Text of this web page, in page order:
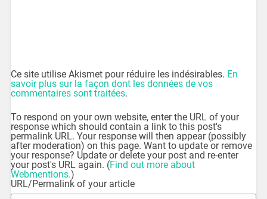
Ce site utilise Akismet pour réduire les indésirables. En
savoir plus sur la façon dont les données de vos
commentaires sont traitées.
To respond on your own website, enter the URL of your
response which should contain a link to this post's
permalink URL. Your response will then appear (possibly
after moderation) on this page. Want to update or remove
your response? Update or delete your post and re-enter
your post's URL again. (Find out more about
Webmentions.)
URL/Permalink of your article